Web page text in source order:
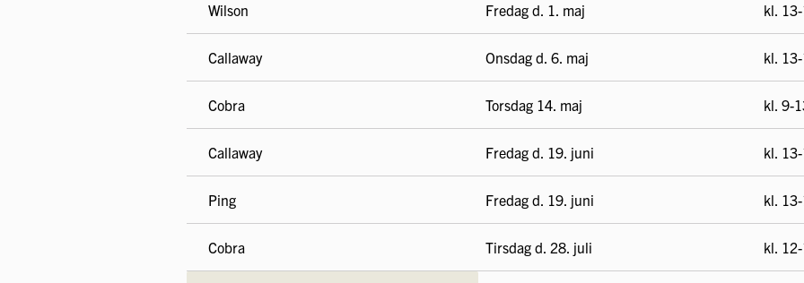
Wilson Fredag d. 1. maj kl.
Callaway Onsdag d. 6. maj kl.
Cobra Torsdag 14. maj kl. 9-
Callaway Fredag d. 19. juni kl.
Ping Fredag d. 19. juni kl.
Cobra Tirsdag d. 28. juli kl.